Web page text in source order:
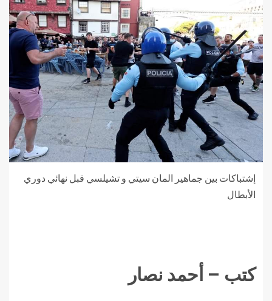
إشتباكات بين جماهير المان سيتي و تشيلسي قبل نهائي دوري
الأبطال
كتب – أحمد نصار